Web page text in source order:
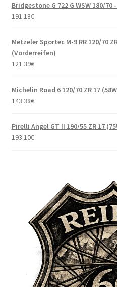
Bridgestone G 722 G WSW 180/
191.18€
Metzeler Sportec M-9 RR 120/70
(Vorderreifen)
121.39€
Michelin Road 6 120/70 ZR 17
143.38€
Pirelli Angel GT II 190/55 ZR 17
193.10€